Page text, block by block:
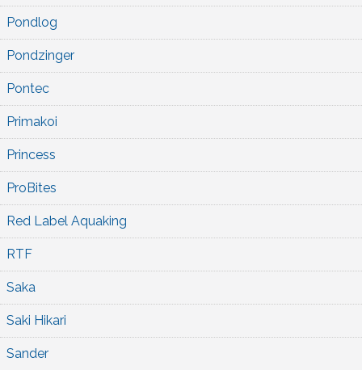
Pondlog
Pondzinger
Pontec
Primakoi
Princess
ProBites
Red Label Aquaking
RTF
Saka
Saki Hikari
Sander